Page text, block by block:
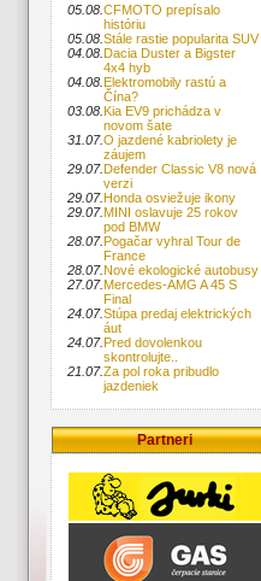
05.08.CFMOTO prepísalo
históriu
05.08.Stále rastie popularita SUV
04.08.Dacia Duster a Bigster
4x4 hyb
04.08.Elektromobily rastú a
Čína?
03.08.Kia EV9 prichádza v
novom šate
31.07.O jazdené kabriolety je
záujem
29.07.Defender Classic V8 nová
verzi
29.07.Honda osviežuje ikony
29.07.MINI oslavuje 25 rokov
pod BMW
28.07.Pogačar vyhral Tour de
France
28.07.Nové ekologické autobusy
27.07.Mercedes-AMG A 45 S
Final
24.07.Stúpa predaj elektrických
áut
24.07.Pred dovolenkou
skontrolujte..
21.07.Za pol roka pribudlo
jazdeniek
Partneri